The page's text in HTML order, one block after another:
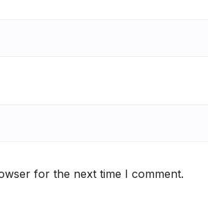
for the next time I comment.